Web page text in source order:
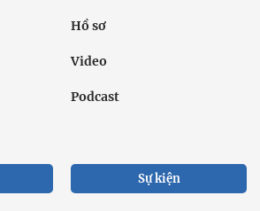
Hồ sơ
Video
Podcast
Sự kiện